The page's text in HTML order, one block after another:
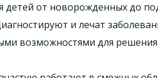
от новорожденных до
и лечат
возможностями для